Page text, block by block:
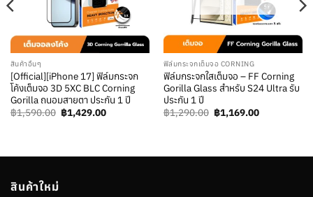
สินค้าอื่นๆ
[Official][iPhone 17] ฟิล์มกระจก
โค้งเต็มจอ 3D 5XC BLC Corning
Gorilla ถนอมสายตา ประกัน 1 ปี
฿1,590.00 Original
price
฿1,429.00Current
ฟิล์มกระจกเต็มจอ CORNING
ฟิล์มกระจกใสเต็มจอ – FF Corning
Gorilla Glass สำหรับ S24 Ultra รับ
ประกัน 1 ปี
฿1,290.00 Original
price
฿1,169.00Current
สินค้าใหม่